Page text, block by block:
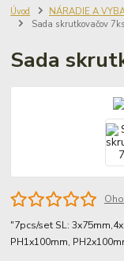
Úvod NÁRADIE A
Sada skrutkovačov 7ks
Sada
"7pcs/set SL:
PH1x100mm,